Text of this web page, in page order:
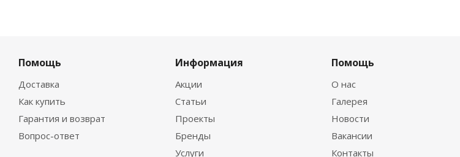
Помощь
Доставка
Как купить
Гарантия и возврат
Вопрос-ответ
Информация
Акции
Статьи
Проекты
Бренды
Услуги
Помощь
О нас
Галерея
Новости
Вакансии
Контакты